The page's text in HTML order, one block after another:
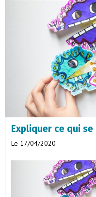
Ce n’est pas ici ta place.
Va dans la lumière, c’est
accueilli et aimé.
Expliquer ce qui
Le 17/04/2020